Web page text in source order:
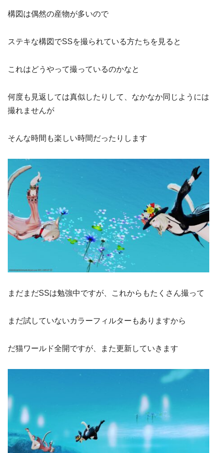
構図は偶然の産物が多いので
ステキな構図でSSを撮られている方たちを見ると
これはどうやって撮っているのかなと
何度も見返しては真似したりして、なかなか同じようには
撮れませんが
そんな時間も楽しい時間だったりします
まだまだSSは勉強中ですが、これからもたくさん撮って
まだ試していないカラーフィルターもありますから
だ猫ワールド全開ですが、また更新していきます